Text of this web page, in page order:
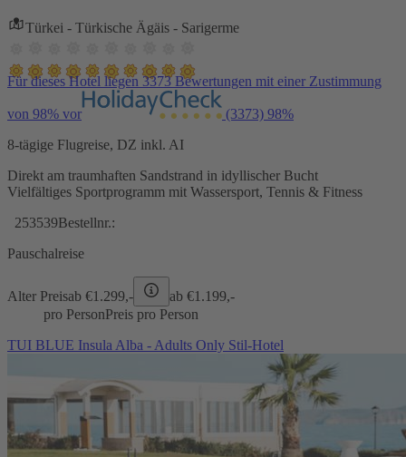
Türkei - Türkische Ägäis - Sarigerme
Für dieses Hotel liegen 3373 Bewertungen mit einer Zustimmung
von 98% vor (3373) 98%
8-tägige Flugreise, DZ inkl. AI
Direkt am traumhaften Sandstrand in idyllischer Bucht
Vielfältiges Sportprogramm mit Wassersport, Tennis & Fitness
253539Bestellnr.:
Pauschalreise
Alter Preisab €1.299,- ab €1.199,-
pro PersonPreis pro Person
TUI BLUE Insula Alba - Adults Only Stil-Hotel